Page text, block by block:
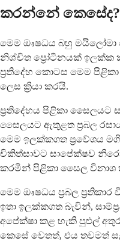
කරන්නේ කෙසේද?
මෙම ඖෂධය බහු මයිලෝමා
නිශ්චිත ප්‍රෝටීනයක් ඉලක්ක
ප්‍රතිදේහ කොටස මෙම
ලෙස ක්‍රියා කරයි.
ප්‍රතිදේහය පිළිකා සෛලයට
සෛලයට ඇතුළත ප්‍රබල
මෙම ඉලක්කගත ප්‍රවේශය
චිකිත්සාවට සාපේක්ෂව
කරමින් පිළිකා සෛල විනාශ
මෙම ඖෂධය ප්‍රබල
ඉතා ඉලක්කගත බැවින්,
අපේක්ෂා කළ හැකි පුළුල්
කෙසේ වෙතත්, එය තවමත්